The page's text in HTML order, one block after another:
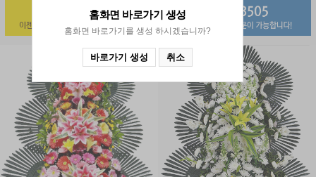
홈화면 바로가기 생성
홈화면 바로가기를 생성 하시겠습니까?
바로가기 생성 취소